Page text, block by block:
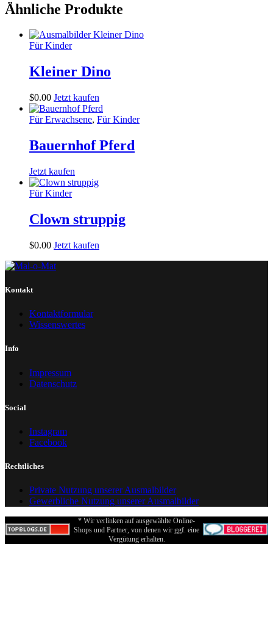
Ähnliche Produkte
Für Kinder
Kleiner Dino
$0.00 Jetzt kaufen
Für Erwachsene, Für Kinder
Bauernhof Pferd
Jetzt kaufen
Für Kinder
Clown struppig
$0.00 Jetzt kaufen
Kontakt
Kontaktformular
Wissenswertes
Info
Impressum
Datenschutz
Social
Instagram
Facebook
Rechtliches
Private Nutzung unserer Ausmalbilder
Gewerbliche Nutzung unserer Ausmalbilder
* Wir verlinken auf ausgewählte Online-
Shops und Partner, von denen wir ggf. eine
Vergütung erhalten.